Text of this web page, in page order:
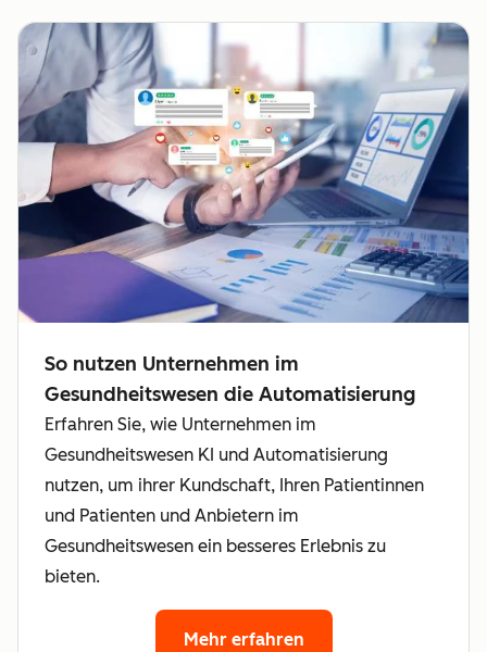
So nutzen Unternehmen im
Gesundheitswesen die Automatisierung
Erfahren Sie, wie Unternehmen im
Gesundheitswesen KI und Automatisierung
nutzen, um ihrer Kundschaft, Ihren Patientinnen
und Patienten und Anbietern im
Gesundheitswesen ein besseres Erlebnis zu
bieten.
Mehr erfahren